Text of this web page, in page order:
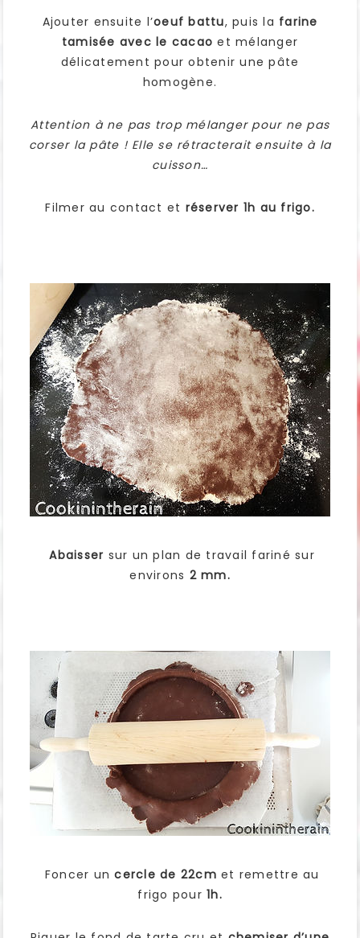
Ajouter ensuite l’oeuf battu, puis la farine
tamisée avec le cacao et mélanger
délicatement pour obtenir une pâte
homogène.
Attention à ne pas trop mélanger pour ne pas
corser la pâte ! Elle se rétracterait ensuite à la
cuisson…
Filmer au contact et réserver 1h au frigo.
Abaisser sur un plan de travail fariné sur
environs 2 mm.
Foncer uncercle de 22cm et remettre au
frigo pour 1h.